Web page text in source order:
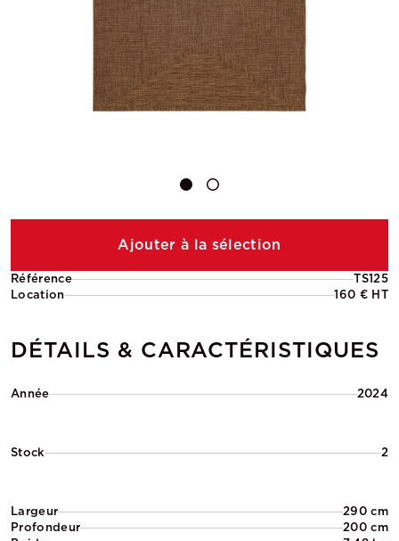
Référence
TS125
Location
160 € HT
DÉTAILS & CARACTÉRISTIQUES
Année 2024
Stock 2
Largeur
290 cm
Profondeur
200 cm
Ajouter à la sélection